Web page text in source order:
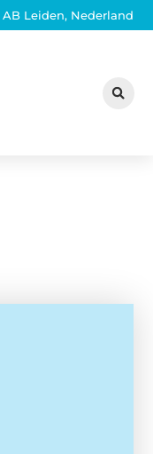
AB Leiden, Nederland